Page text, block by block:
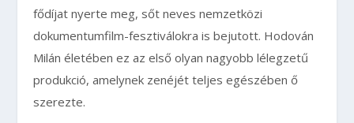
fődíjat nyerte meg, sőt neves nemzetközi
dokumentumfilm-fesztiválokra is bejutott. Hodován
Milán életében ez az első olyan nagyobb lélegzetű
produkció, amelynek zenéjét teljes egészében ő
szerezte.